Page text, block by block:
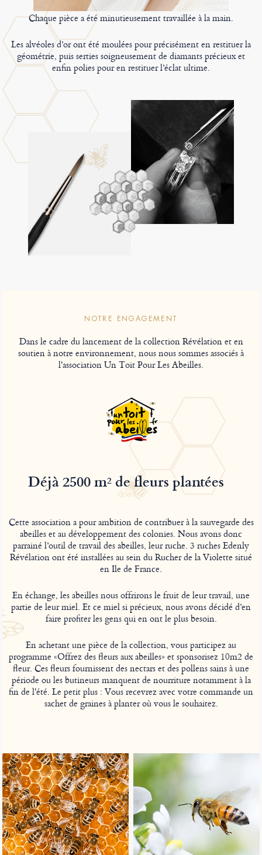
Chaque pièce a été minutieusement travaillée à la main.
Les alvéoles d’or ont été moulées pour précisément en restituer la
géométrie, puis serties soigneusement de diamants précieux et
enfin polies pour en restituer l’éclat ultime.
NOTRE ENGAGEMENT
Dans le cadre du lancement de la collection Révélation et en
soutien à notre environnement, nous nous sommes associés à
l'association Un Toit Pour Les Abeilles.
Déjà 2500 m2de fleurs plantées
Cette association a pour ambition de contribuer à la sauvegarde des
abeilles et au développement des colonies. Nous avons donc
parrainé l’outil de travail des abeilles, leur ruche. 3 ruches Edenly
Révélation ont été installées au sein du Rucher de la Violette situé
en Ile de France.
En échange, les abeilles nous offrirons le fruit de leur travail, une
partie de leur miel. Et ce miel si précieux, nous avons décidé d’en
faire profiter les gens qui en ont le plus besoin.
En achetant une pièce de la collection, vous participez au
programme «Offrez des fleurs aux abeilles» et sponsorisez 10m2 de
fleur. Ces fleurs fournissent des nectars et des pollens sains à une
période ou les butineurs manquent de nourriture notamment à la
fin de l'été. Le petit plus : Vous recevrez avec votre commande un
sachet de graines à planter où vous le souhaitez.